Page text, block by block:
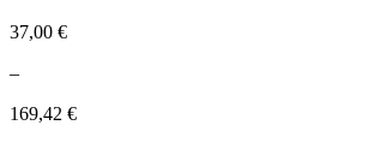
37,00 €
–
169,42 €